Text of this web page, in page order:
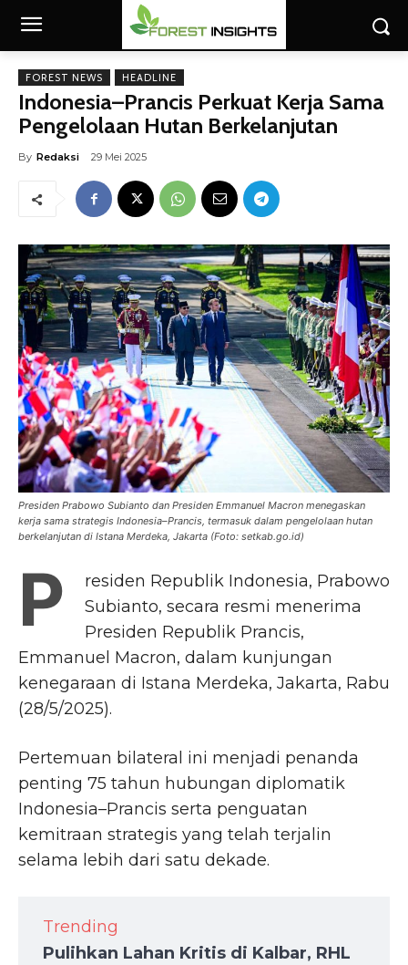
FOREST NEWS HEADLINE
Indonesia–Prancis Perkuat Kerja Sama
Pengelolaan Hutan Berkelanjutan
By Redaksi 29 Mei 2025
Presiden Prabowo Subianto dan Presiden Emmanuel Macron menegaskan
kerja sama strategis Indonesia–Prancis, termasuk dalam pengelolaan hutan
berkelanjutan di Istana Merdeka, Jakarta (Foto: setkab.go.id)
P
residen Republik Indonesia, Prabowo
Subianto, secara resmi menerima
Presiden Republik Prancis,
Emmanuel Macron, dalam kunjungan
kenegaraan di Istana Merdeka, Jakarta, Rabu
(28/5/2025).
Pertemuan bilateral ini menjadi penanda
penting 75 tahun hubungan diplomatik
Indonesia–Prancis serta penguatan
kemitraan strategis yang telah terjalin
selama lebih dari satu dekade.
Trending
Pulihkan Lahan Kritis di Kalbar, RHL